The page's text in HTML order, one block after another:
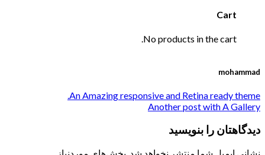
Cart
No products in the cart.
mohammad
An Amazing responsive and Retina ready theme.
Another post with A Gallery
دیدگاهتان را بنویسید
نشانی ایمیل شما منتشر نخواهد شد. بخش‌های موردنیاز